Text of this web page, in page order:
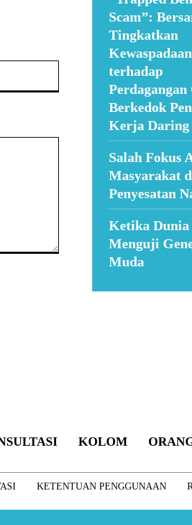
Scam”:
Tingkatkan
Kewaspadaan
terhadap
Berkedok
Kerja Daring
Salah Fokus
Masyarakat
Penyesatan
Ketika
Menguji
Muda
KOLOM
KETENTUAN PENGGUNAAN